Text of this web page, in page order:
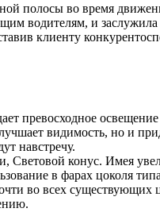
полосы во время
водителям, и
клиенту
превосходное
видимость, но и
навстречу.
Световой конус. Имея
в фарах цоколя типа
во всех существующих